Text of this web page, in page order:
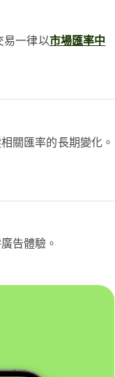
易一律以市場匯率中
關匯率的長期變化。
告體驗。